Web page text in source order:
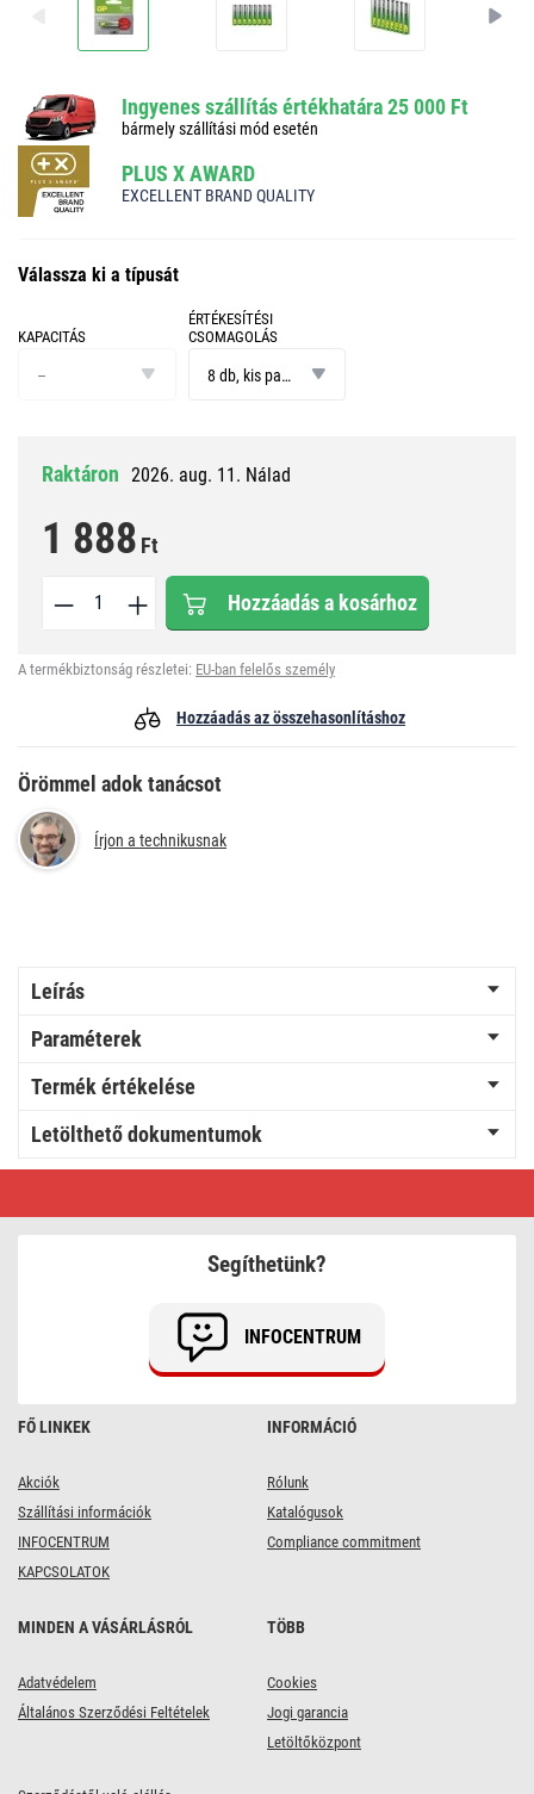
Ingyenes szállítás értékhatára 25 000 Ft
bármely szállítási mód esetén
PLUS X AWARD
EXCELLENT BRAND QUALITY
Válassza ki a típusát
KAPACITÁS
–
ÉRTÉKESÍTÉSI
CSOMAGOLÁS
csomagolás
8 db, kis papír doboz
Raktáron 2026. aug. 11. Nálad
1 888 Ft
Hozzáadás a kosárhoz
A termékbiztonság részletei: EU-ban felelős személy
Hozzáadás az összehasonlításhoz
Örömmel adok tanácsot
Írjon a technikusnak
Leírás
Paraméterek
Termék értékelése
Letölthető dokumentumok
FŐ LINKEK
Akciók
Szállítási információk
INFOCENTRUM
KAPCSOLATOK
INFORMÁCIÓ
Rólunk
Katalógusok
Compliance commitment
MINDEN A VÁSÁRLÁSRÓL
Adatvédelem
Általános Szerződési Feltételek
TÖBB
Cookies
Jogi garancia
Letöltőközpont
Segíthetünk?
INFOCENTRUM